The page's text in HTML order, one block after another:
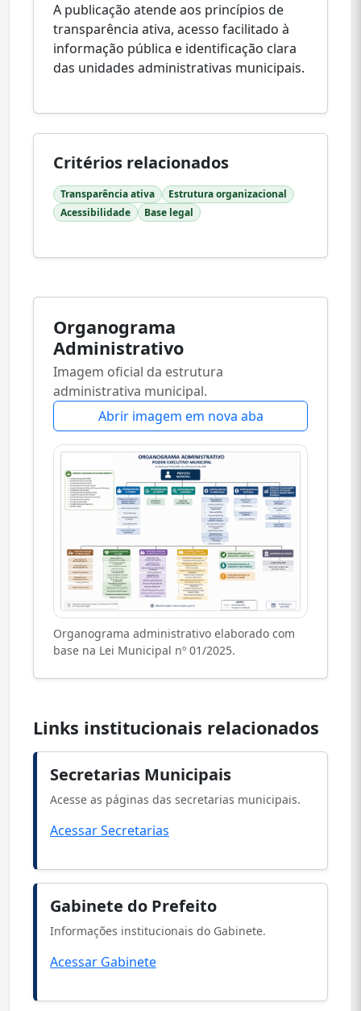
A publicação atende aos princípios de
transparência ativa, acesso facilitado à
informação pública e identificação clara
das unidades administrativas municipais.
Critérios relacionados
Transparência ativa
Estrutura organizacional
Acessibilidade
Base legal
Organograma
Administrativo
Imagem oficial da estrutura
administrativa municipal.
Abrir imagem em nova aba
Organograma administrativo elaborado com
base na Lei Municipal nº 01/2025.
Links institucionais relacionados
Secretarias Municipais
Acesse as páginas das secretarias municipais.
Acessar Secretarias
Gabinete do Prefeito
Informações institucionais do Gabinete.
Acessar Gabinete